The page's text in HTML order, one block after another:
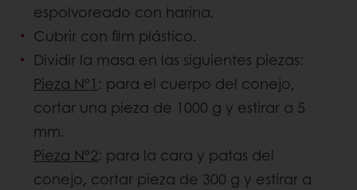
espolvoreado con harina.
Cubrir con film plástico.
Dividir la masa en las siguientes piezas:
Pieza Nº1 : para el cuerpo del conejo,
cortar una pieza de 1000 g y estirar a 5
mm.
Pieza Nº2: para la cara y patas del
conejo, cortar pieza de 300 g y estirar a